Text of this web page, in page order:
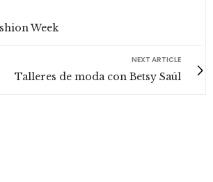
Week
NEXT ARTICLE
Talleres de moda con Betsy Saúl